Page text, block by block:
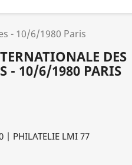
- 10/6/1980 Paris
DES
- 10/6/1980 PARIS
| PHILATELIE LMI 77